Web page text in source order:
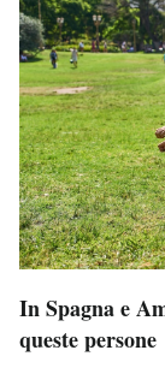
In Spagna e
queste persone